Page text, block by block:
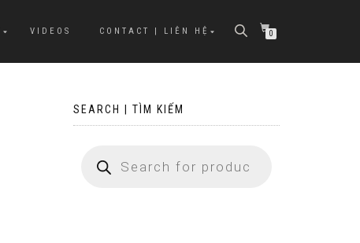
VIDEOS CONTACT | LIÊN HỆ 0
SEARCH | TÌM KIẾM